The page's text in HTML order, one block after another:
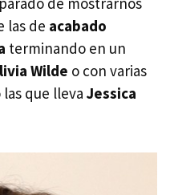
las de acabado
terminando en un
Wilde o con varias
que lleva Jessica